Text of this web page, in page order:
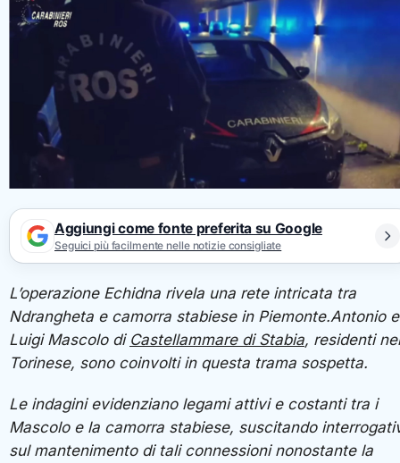
Aggiungi come fonte preferita su Google
Seguici più facilmente nelle notizie consigliate
L’operazione Echidna rivela una rete intricata tra
Ndrangheta e camorra stabiese in Piemonte.Antonio e
Luigi Mascolo di Castellammare di Stabia, residenti nel
Torinese, sono coinvolti in questa trama sospetta.
Le indagini evidenziano legami attivi e costanti tra i
Mascolo e la camorra stabiese, suscitando
sul mantenimento di tali connessioni nonostante la